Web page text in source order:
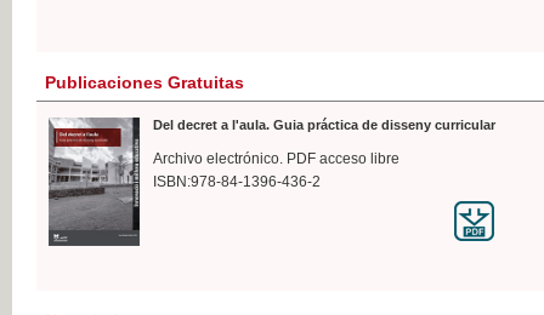
Publicaciones Gratuitas
Del decret a l'aula. Guia práctica de disseny curricular
Archivo electrónico. PDF acceso libre
ISBN:978-84-1396-436-2